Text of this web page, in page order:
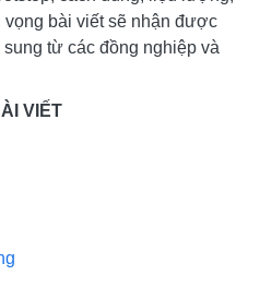
vọng bài viết sẽ nhận được
từ các đồng nghiệp và
VIẾT